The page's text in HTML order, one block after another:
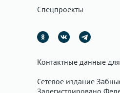
Спецпроекты
Контактные данные
Сетевое издание
Зарегистрировано